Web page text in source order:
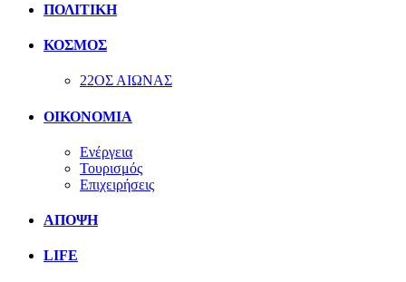
ΠΟΛΙΤΙΚΗ
ΚΟΣΜΟΣ
22ΟΣ ΑΙΩΝΑΣ
ΟΙΚΟΝΟΜΙΑ
Ενέργεια
Τουρισμός
Επιχειρήσεις
ΑΠΟΨΗ
LIFE